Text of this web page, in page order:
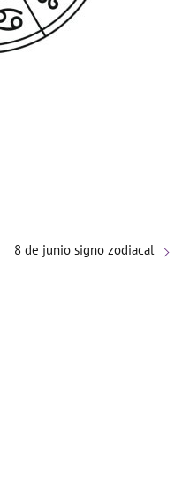
8 de junio signo zodiacal